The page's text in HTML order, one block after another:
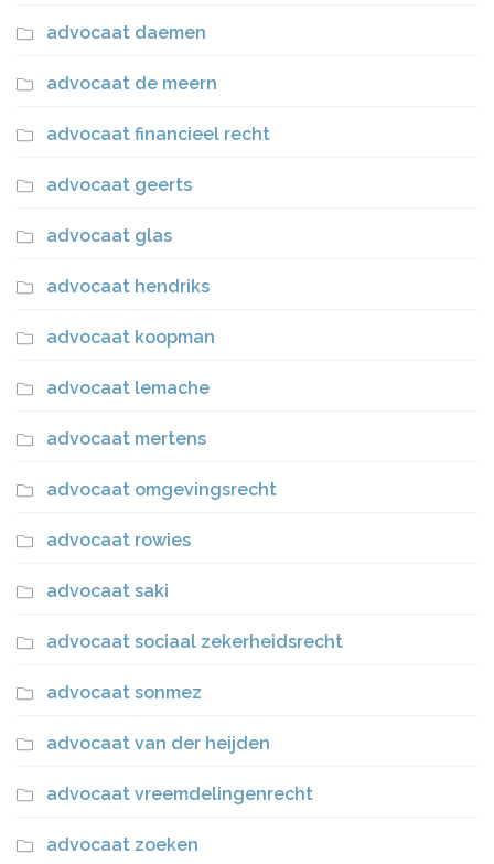
advocaat daemen
advocaat de meern
advocaat financieel recht
advocaat geerts
advocaat glas
advocaat hendriks
advocaat koopman
advocaat lemache
advocaat mertens
advocaat omgevingsrecht
advocaat rowies
advocaat saki
advocaat sociaal zekerheidsrecht
advocaat sonmez
advocaat van der heijden
advocaat vreemdelingenrecht
advocaat zoeken